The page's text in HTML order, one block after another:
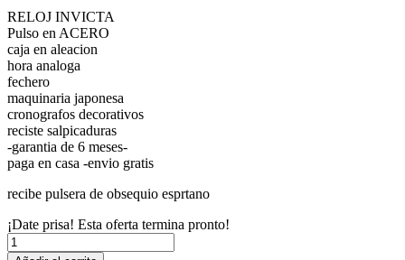
RELOJ INVICTA
Pulso en ACERO
caja en aleacion
hora analoga
fechero
maquinaria japonesa
cronografos decorativos
reciste salpicaduras
-garantia de 6 meses-
paga en casa -envio gratis
recibe pulsera de obsequio esprtano
¡Date prisa! Esta oferta termina pronto!
INVICTA
VENOM